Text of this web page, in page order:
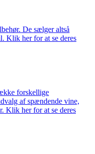
De sælger altså
Klik her for at se deres
forskellige
af spændende vine,
Klik her for at se deres